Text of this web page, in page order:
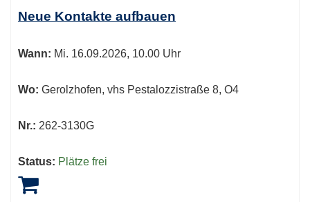
Neue Kontakte aufbauen
Wann: Mi. 16.09.2026, 10.00 Uhr
Wo: Gerolzhofen, vhs Pestalozzistraße 8, O4
Nr.: 262-3130G
Status: Plätze frei